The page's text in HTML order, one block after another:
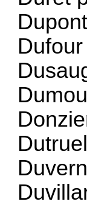
Dupont
Dufour
Dutruel